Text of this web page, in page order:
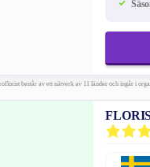
består av ett nätverk av 11 länder och ingår i